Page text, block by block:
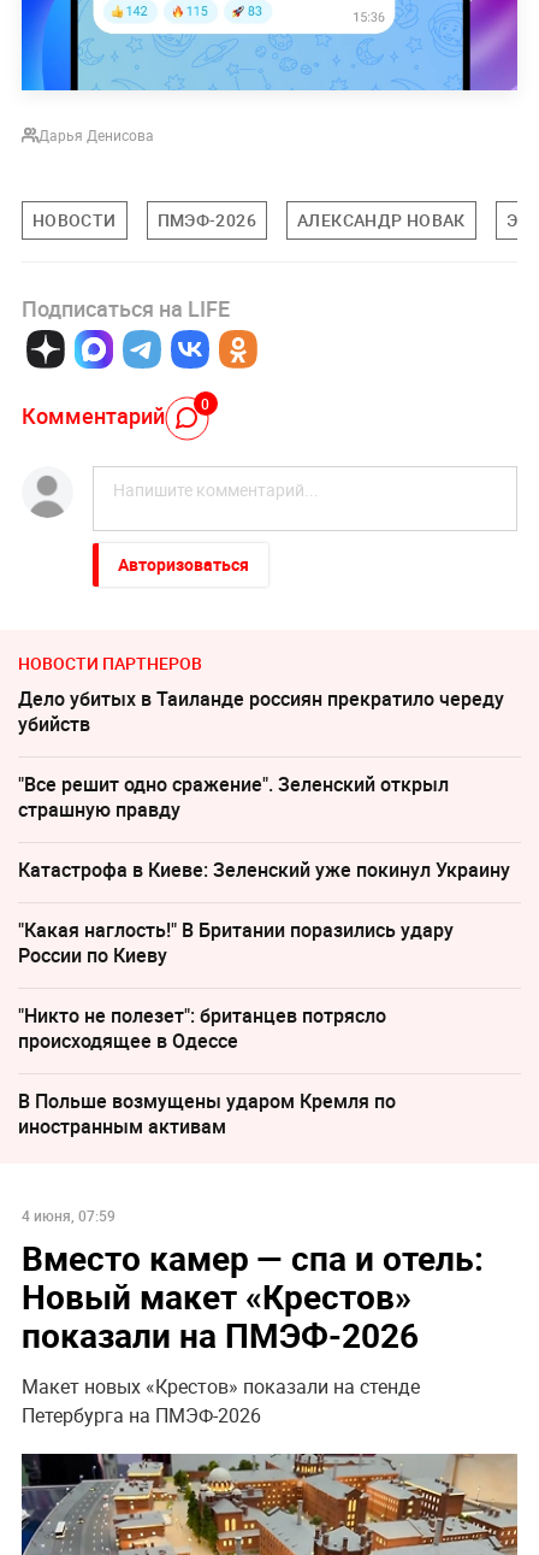
Дарья Денисова
НОВОСТИ ПМЭФ-2026 АЛЕКСАНДР НОВАК
Подписаться на LIFE
Комментарий 0
Авторизоваться
НОВОСТИ ПАРТНЕРОВ
Дело убитых в Таиланде россиян прекратило череду
убийств
"Все решит одно сражение". Зеленский открыл
страшную правду
Катастрофа в Киеве: Зеленский уже покинул Украину
"Какая наглость!" В Британии поразились удару
России по Киеву
"Никто не полезет": британцев потрясло
происходящее в Одессе
В Польше возмущены ударом Кремля по
иностранным активам
4 июня, 07:59
Вместо камер — спа и отель:
Новый макет «Крестов»
показали на ПМЭФ-2026
Макет новых «Крестов» показали на стенде
Петербурга на ПМЭФ-2026